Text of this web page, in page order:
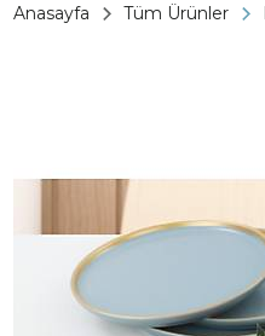
Anasayfa Tüm Ürünler